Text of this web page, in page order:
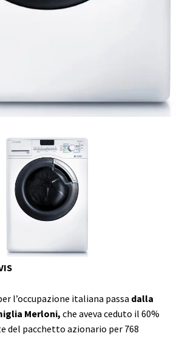
l’occupazione italiana passa dalla
Merloni, che aveva ceduto il 60%
del pacchetto azionario per 768